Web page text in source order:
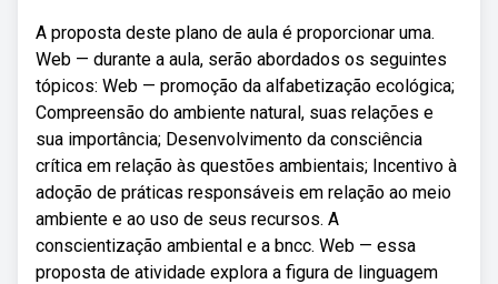
A proposta deste plano de aula é proporcionar uma.
Web — durante a aula, serão abordados os seguintes
tópicos: Web — promoção da alfabetização ecológica;
Compreensão do ambiente natural, suas relações e
sua importância; Desenvolvimento da consciência
crítica em relação às questões ambientais; Incentivo à
adoção de práticas responsáveis em relação ao meio
ambiente e ao uso de seus recursos. A
conscientização ambiental e a bncc. Web — essa
proposta de atividade explora a figura de linguagem